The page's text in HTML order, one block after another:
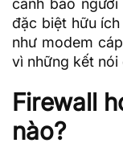
cảnh báo
đặc biệt hữu
như modem
vì những kết
Firewall
nào?